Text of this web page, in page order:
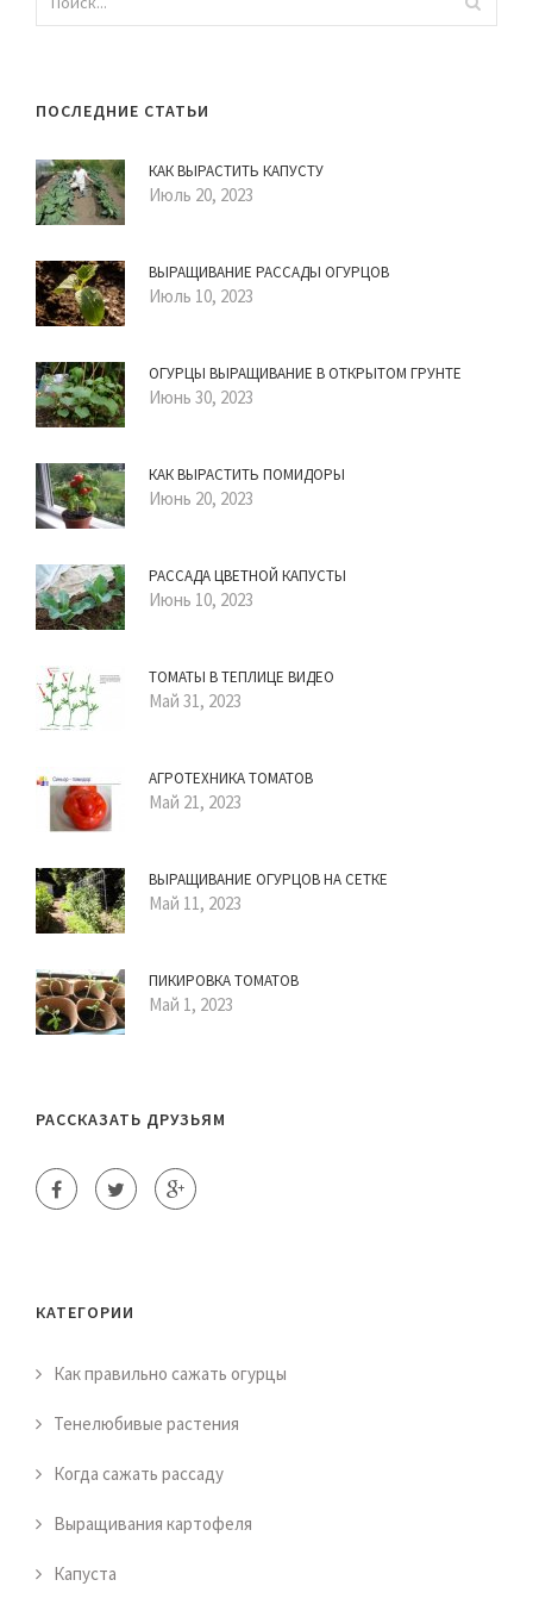
ПОСЛЕДНИЕ СТАТЬИ
КАК ВЫРАСТИТЬ КАПУСТУ
Июль 20, 2023
ВЫРАЩИВАНИЕ РАССАДЫ ОГУРЦОВ
Июль 10, 2023
ОГУРЦЫ ВЫРАЩИВАНИЕ В ОТКРЫТОМ ГРУНТЕ
Июнь 30, 2023
КАК ВЫРАСТИТЬ ПОМИДОРЫ
Июнь 20, 2023
РАССАДА ЦВЕТНОЙ КАПУСТЫ
Июнь 10, 2023
ТОМАТЫ В ТЕПЛИЦЕ ВИДЕО
Май 31, 2023
АГРОТЕХНИКА ТОМАТОВ
Май 21, 2023
ВЫРАЩИВАНИЕ ОГУРЦОВ НА СЕТКЕ
Май 11, 2023
ПИКИРОВКА ТОМАТОВ
Май 1, 2023
РАССКАЗАТЬ ДРУЗЬЯМ
КАТЕГОРИИ
Как правильно сажать огурцы
Тенелюбивые растения
Когда сажать рассаду
Выращивания картофеля
Капуста